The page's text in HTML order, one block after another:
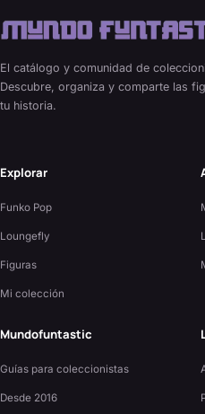
El catálogo y comunidad de
Descubre, organiza y comparte las
tu historia.
Explorar
Funko Pop
Loungefly
Figuras
Mi colección
Mundofuntastic
Guías para coleccionistas
Desde 2016